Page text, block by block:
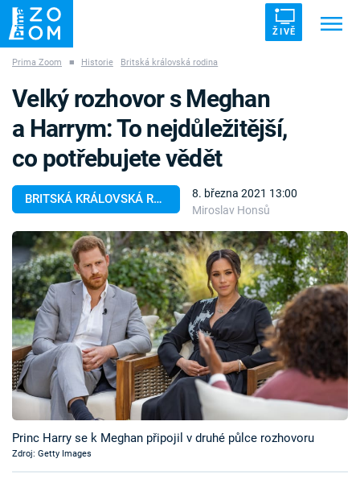
ŽIVĚ
ZÁHADY VETŘELCI DÁVNOVĚKU
Témata
Témata
Pořady
TV Program
Časopis
Sledujte prima+
Prima Zoom ■ Historie Britská královská rodina
BRITSKÁ KRÁLOVSKÁ RODINA
8. března 2021 13:00
Miroslav Honsů
Velký rozhovor s Meghan
a Harrym: To nejdůležitější,
co potřebujete vědět
Princ Harry se k Meghan připojil v druhé půlce rozhovoru
Zdroj: Getty Images